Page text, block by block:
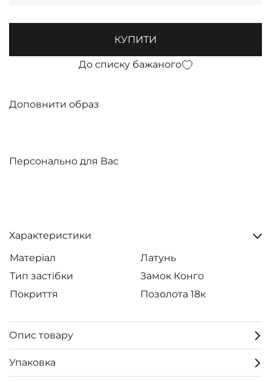
КУПИТИ
До списку бажаного
Доповнити образ
Персонально для Вас
Характеристики
Матеріал
Латунь
Тип застібки
Замок Конго
Покриття
Позолота 18к
Опис товару
Упаковка